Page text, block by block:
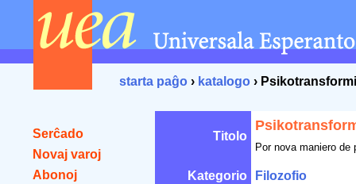
starta paĝo › katalogo ›
Serĉado
Novaj varoj
Abonoj
Titolo
Por nova maniero de
Kategorio Filozofio